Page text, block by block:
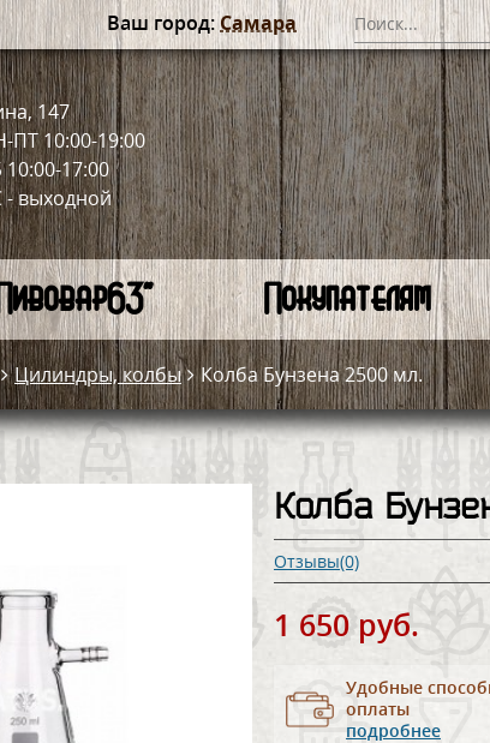
Ваш город: Самара
147
ПТ 10:00-19:00
10:00-17:00
- выходной
Покупателям
Цилиндры, колбы Колба Бунзена 2500 мл.
Колба
Отзывы(0)
1 650 руб.
Удобные
оплаты
подробнее